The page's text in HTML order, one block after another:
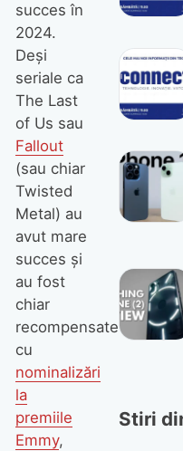
succes în
2024.
Deși
seriale ca
The Last
of Us sau
Fallout
(sau chiar
Twisted
Metal) au
avut mare
succes și
au fost
chiar
recompensate
cu
nominalizări
la
premiile
Emmy,
Stiri